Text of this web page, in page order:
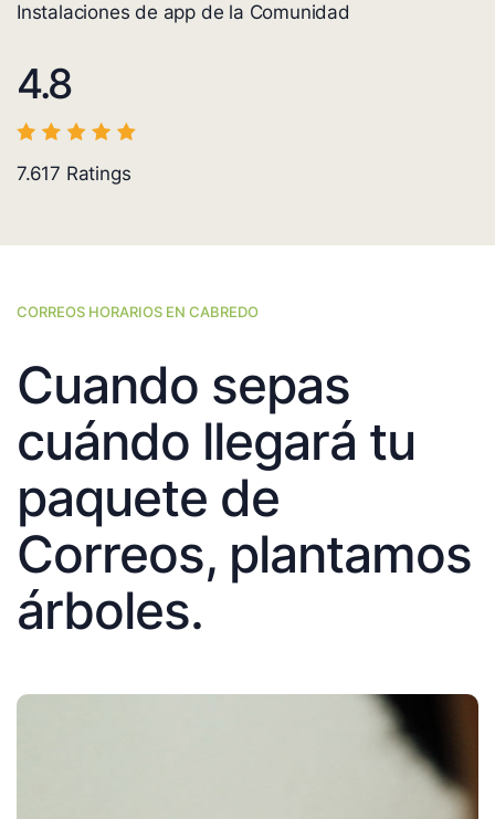
Instalaciones de app de la Comunidad
4.8
7.617 Ratings
CORREOS HORARIOS EN CABREDO
Cuando sepas
cuándo llegará tu
paquete de
Correos, plantamos
árboles.